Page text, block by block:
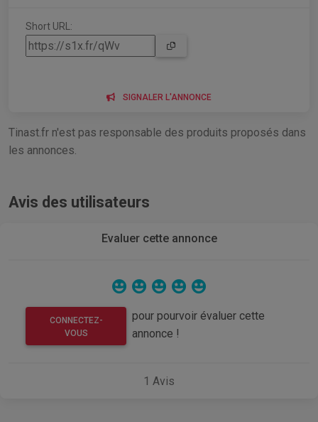
Short URL:
SIGNALER L'ANNONCE
Tinast.fr n'est pas responsable des produits proposés dans
les annonces.
Avis des utilisateurs
Evaluer cette annonce
CONNECTEZ-
VOUS
pour pourvoir évaluer cette
annonce !
1 Avis